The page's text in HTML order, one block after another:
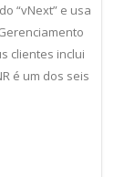
“vNext” e usa
clientes inclui
é um dos seis